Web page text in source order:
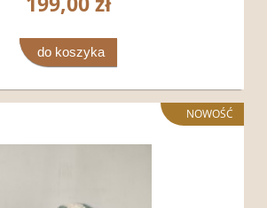
do koszyka
NOWOŚĆ